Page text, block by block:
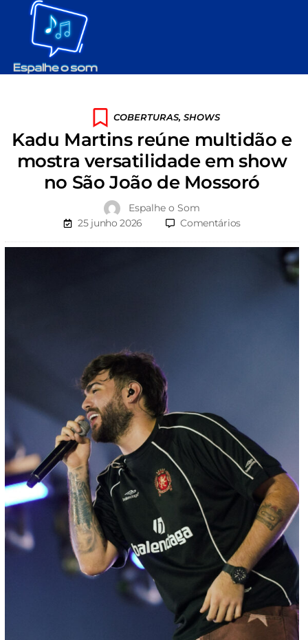
COBERTURAS, SHOWS
Kadu Martins reúne multidão e
mostra versatilidade em show
no São João de Mossoró
Espalhe o Som
25 junho 2026
Comentários